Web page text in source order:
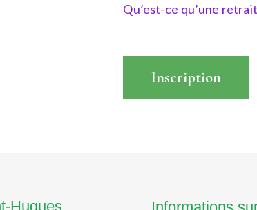
Qu’est-ce qu’une
Inscription
Hugues